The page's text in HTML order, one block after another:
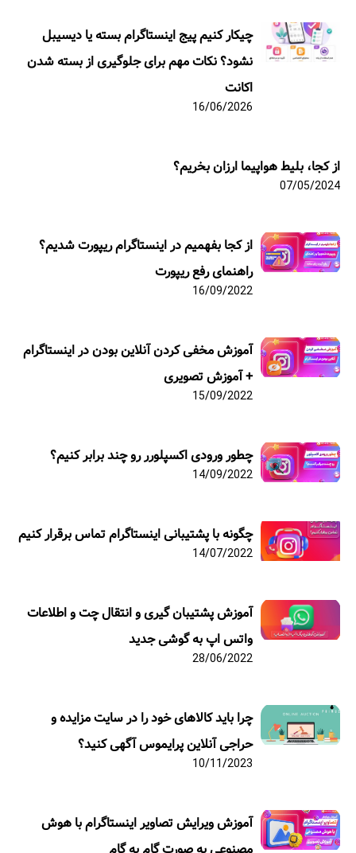
چیکار کنیم پیج اینستاگرام بسته یا دیسیبل
نشود؟ نکات مهم برای جلوگیری از بسته شدن
اکانت
16/06/2026
از کجا، بلیط هواپیما ارزان بخریم؟
07/05/2024
از کجا بفهمیم در اینستاگرام ریپورت شدیم؟
راهنمای رفع ریپورت
16/09/2022
آموزش مخفی کردن آنلاین بودن در اینستاگرام
+ آموزش تصویری
15/09/2022
چطور ورودی اکسپلورر رو چند برابر کنیم؟
14/09/2022
چگونه با پشتیبانی اینستاگرام تماس برقرار کنیم
14/07/2022
آموزش پشتیبان گیری و انتقال چت و اطلاعات
واتس اپ به گوشی جدید
28/06/2022
چرا باید کالاهای خود را در سایت مزایده و
حراجی آنلاین پرایموس آگهی کنید؟
10/11/2023
آموزش ویرایش تصاویر اینستاگرام با هوش